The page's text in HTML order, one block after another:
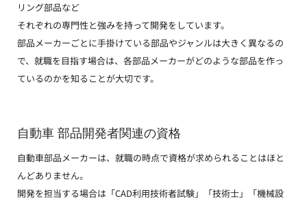
リング部品など
それぞれの専門性と強みを持って開発をしています。
部品メーカーごとに手掛けている部品やジャンルは大きく異なるの
で、就職を目指す場合は、各部品メーカーがどのような部品を作っ
ているのかを知ることが大切です。
自動車 部品開発者関連の資格
自動車部品メーカーは、就職の時点で資格が求められることはほと
んどありません。
開発を担当する場合は「CAD利用技術者試験」「技術士」「機械設